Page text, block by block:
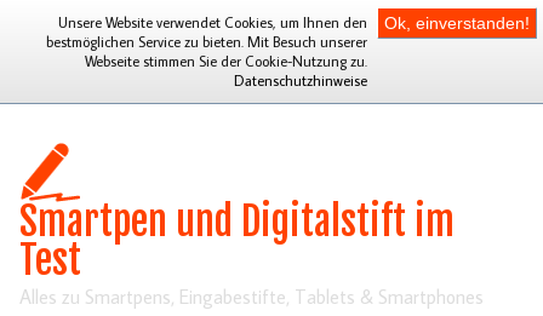
Unsere Website verwendet Cookies, um Ihnen den
bestmöglichen Service zu bieten. Mit Besuch unserer
Webseite stimmen Sie der Cookie-Nutzung zu.
Datenschutzhinweise
Ok, einverstanden!
Smartpen und Digitalstift im
Test
Alles zu Smartpens, Eingabestifte, Tablets & Smartphones